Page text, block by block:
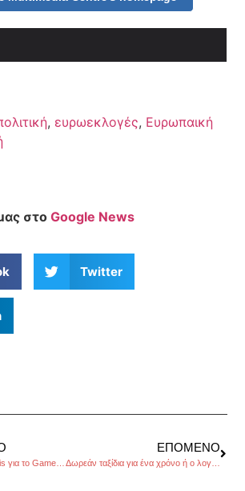
, ευρωεκλογές, Ευρωπαική
στοGoogle News
Twitter
ΕΠΌΜΕΝΟ
Δωρεάν ταξίδια για ένα χρόνο ή ο λογαριασμός σας στο instagram;